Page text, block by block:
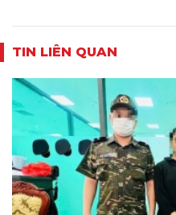
TIN LIÊN QUAN